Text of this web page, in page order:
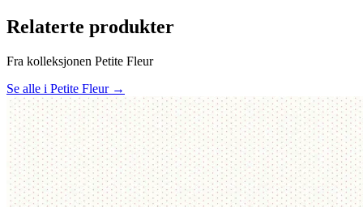
Relaterte produkter
Fra kolleksjonen Petite Fleur
Se alle i Petite Fleur →